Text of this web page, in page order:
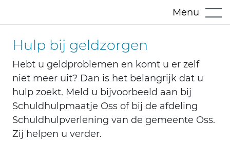
Menu
Hulp bij geldzorgen
Hebt u geldproblemen en komt u er zelf
niet meer uit? Dan is het belangrijk dat u
hulp zoekt. Meld u bijvoorbeeld aan bij
Schuldhulpmaatje Oss of bij de afdeling
Schuldhulpverlening van de gemeente Oss.
Zij helpen u verder.